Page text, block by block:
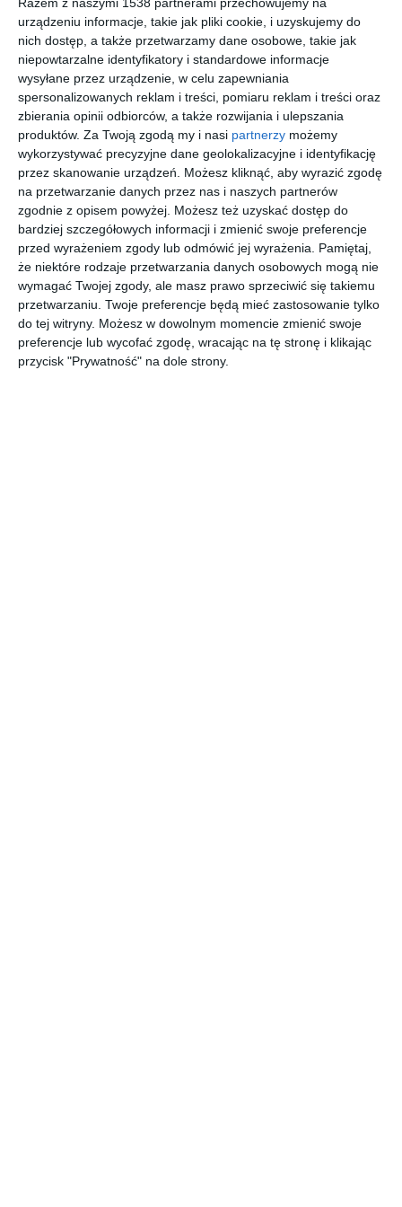
Razem z naszymi 1538 partnerami przechowujemy na
urządzeniu informacje, takie jak pliki cookie, i uzyskujemy do
nich dostęp, a także przetwarzamy dane osobowe, takie jak
niepowtarzalne identyfikatory i standardowe informacje
wysyłane przez urządzenie, w celu zapewniania
spersonalizowanych reklam i treści, pomiaru reklam i treści oraz
zbierania opinii odbiorców, a także rozwijania i ulepszania
produktów. Za Twoją zgodą my i nasi partnerzy możemy
wykorzystywać precyzyjne dane geolokalizacyjne i identyfikację
przez skanowanie urządzeń. Możesz kliknąć, aby wyrazić zgodę
na przetwarzanie danych przez nas i naszych partnerów
zgodnie z opisem powyżej. Możesz też uzyskać dostęp do
bardziej szczegółowych informacji i zmienić swoje preferencje
przed wyrażeniem zgody lub odmówić jej wyrażenia. Pamiętaj,
że niektóre rodzaje przetwarzania danych osobowych mogą nie
wymagać Twojej zgody, ale masz prawo sprzeciwić się takiemu
przetwarzaniu. Twoje preferencje będą mieć zastosowanie tylko
do tej witryny. Możesz w dowolnym momencie zmienić swoje
preferencje lub wycofać zgodę, wracając na tę stronę i klikając
przycisk "Prywatność" na dole strony.
Zielona sypialnia
Dodaj do ulubionych
Sypialnia z biblioteczką